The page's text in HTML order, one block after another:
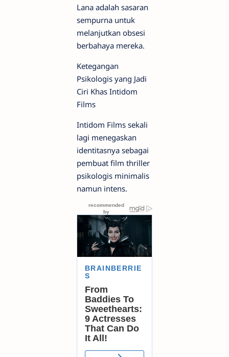
Lana adalah sasaran
sempurna untuk
melanjutkan obsesi
berbahaya mereka.
Ketegangan
Psikologis yang Jadi
Ciri Khas Intidom
Films
Intidom Films sekali
lagi menegaskan
identitasnya sebagai
pembuat film thriller
psikologis minimalis
namun intens.